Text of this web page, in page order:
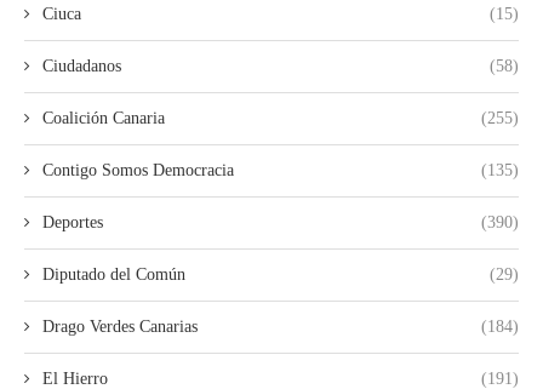
Ciuca (15)
Ciudadanos (58)
Coalición Canaria (255)
Contigo Somos Democracia (135)
Deportes (390)
Diputado del Común (29)
Drago Verdes Canarias (184)
El Hierro (191)